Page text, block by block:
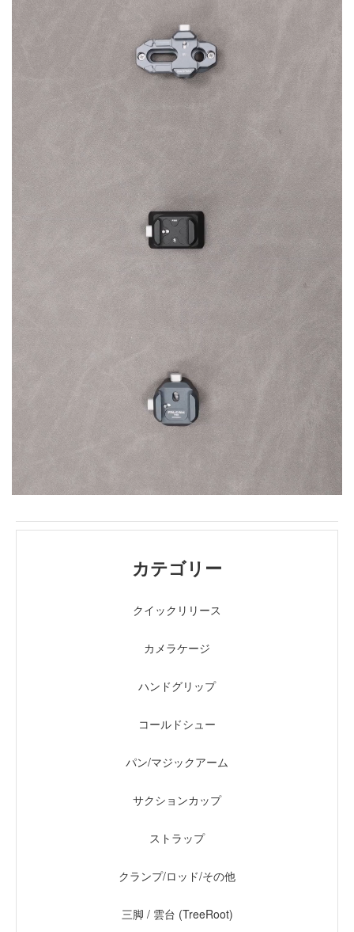
カテゴリー
クイックリリース
カメラケージ
ハンドグリップ
コールドシュー
パン/マジックアーム
サクションカップ
ストラップ
クランプ/ロッド/その他
三脚 / 雲台 (TreeRoot)